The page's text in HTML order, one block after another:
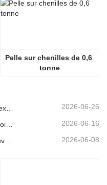
Pelle sur chenilles de 0,6
tonne
2026-06-26
2026-06-16
2026-06-08